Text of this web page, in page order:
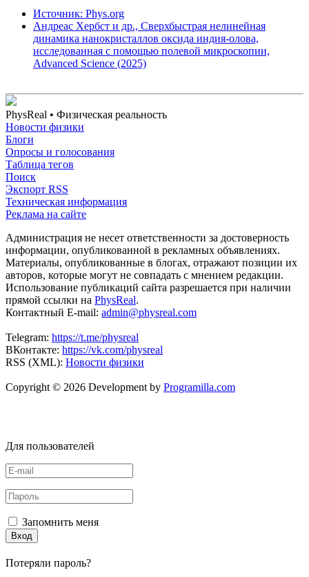
Источник: Phys.org
Андреас Хербст и др., Сверхбыстрая нелинейная
динамика нанокристаллов оксида индия-олова,
исследованная с помощью полевой микроскопии,
Advanced Science (2025)
PhysReal • Физическая реальность
Новости физики
Блоги
Опросы и голосования
Таблица тегов
Поиск
Экспорт RSS
Техническая информация
Реклама на сайте
Администрация не несет ответственности за достоверность
информации, опубликованной в рекламных объявлениях.
Материалы, опубликованные в блогах, отражают позиции их
авторов, которые могут не совпадать с мнением редакции.
Использование публикаций сайта разрешается при наличии
прямой ссылки на PhysReal.
Контактный E-mail: admin@physreal.com
Telegram: https://t.me/physreal
ВКонтакте: https://vk.com/physreal
RSS (XML): Новости физики
Copyright © 2026 Development by Programilla.com
Для пользователей
Запомнить меня
Вход
Потеряли пароль?